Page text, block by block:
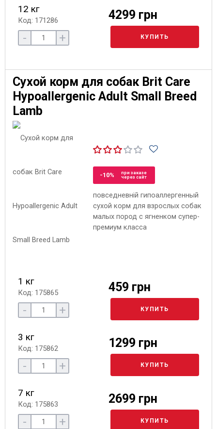
12 кг
Код: 171286 4299 грн
- + КУПИТЬ
Сухой корм для собак Brit Care
Hypoallergenic Adult Small Breed
Lamb
-10%
при заказе
через сайт
повседневній гипоаллергенный
сухой корм для взрослых собак
малых пород с ягненком супер-
премиум класса
1 кг
Код: 175865 459 грн
- + КУПИТЬ
3 кг
Код: 175862 1299 грн
- + КУПИТЬ
7 кг
Код: 175863 2699 грн
- + КУПИТЬ